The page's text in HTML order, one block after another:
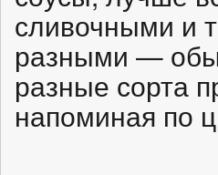
сливочными и
разными —
разные сорта
напоминая по